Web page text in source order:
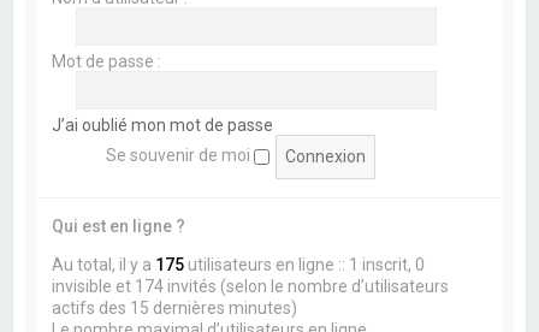
Mot de passe :
J’ai oublié mon mot de passe
Se souvenir de moi
Qui est en ligne ?
Au total, il y a 175 utilisateurs en ligne :: 1 inscrit, 0
invisible et 174 invités (selon le nombre d’utilisateurs
actifs des 15 dernières minutes)